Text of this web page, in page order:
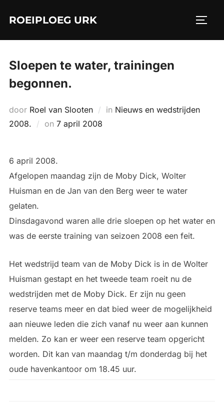
naarROEIPLOEG URK
Sloepen te water, trainingen
begonnen.
door Roel van Slooten in Nieuws en wedstrijden
2008.
on Geplaatst
7 april 2008
6 april 2008.
Afgelopen maandag zijn de Moby Dick, Wolter
Huisman en de Jan van den Berg weer te water
gelaten.
Dinsdagavond waren alle drie sloepen op het water en
was de eerste training van seizoen 2008 een feit.
Het wedstrijd team van de Moby Dick is in de Wolter
Huisman gestapt en het tweede team roeit nu de
wedstrijden met de Moby Dick. Er zijn nu geen
reserve teams meer en dat bied weer de mogelijkheid
aan nieuwe leden die zich vanaf nu weer aan kunnen
melden. Zo kan er weer een reserve team opgericht
worden. Dit kan van maandag t/m donderdag bij het
oude havenkantoor om 18.45 uur.